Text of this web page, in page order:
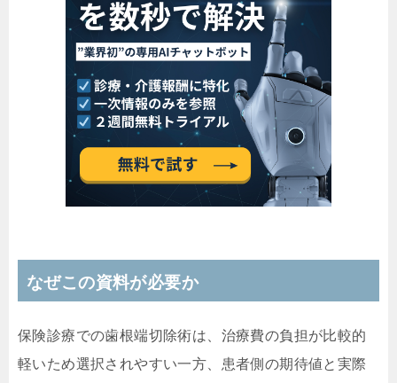
なぜこの資料が必要か
保険診療での歯根端切除術は、治療費の負担が比較的
軽いため選択されやすい一方、患者側の期待値と実際